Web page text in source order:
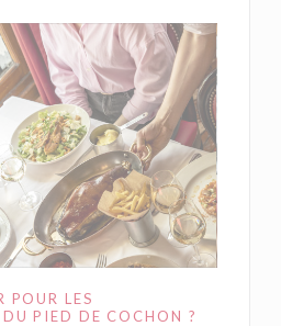
POUR LES
PIED DE COCHON ?